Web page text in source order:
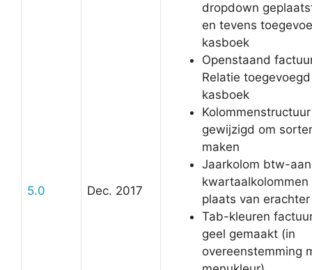
5.0 Dec. 2017
dropdown
en tevens
kasboek
Openstaand
Relatie
kasboek
gewijzigd om
maken
Jaarkolom btw-
kwartaalkolommen
plaats van erachter
Tab-kleuren
geel gemaakt (in
overeenstemming